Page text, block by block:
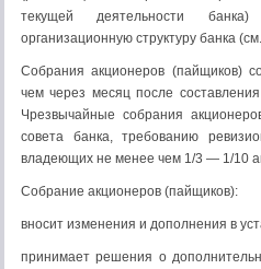
текущей деятельности
организационную структуру банка
Собрания акционеров (пайщиков)
чем через месяц после
Чрезвычайные собрания
совета банка, требованию
владеющих не менее чем 1/3 — 1/10
Собрание акционеров (пайщиков):
вносит изменения и дополнения в
принимает решения о